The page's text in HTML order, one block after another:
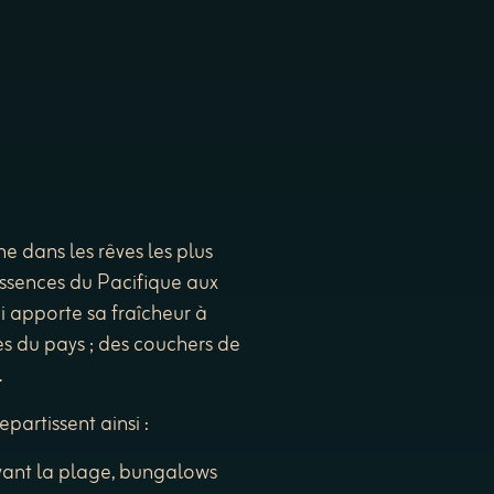
dans les rêves les plus
du Pacifique aux
apporte sa fraîcheur à
du pays ; des couchers de
ainsi :
la plage, bungalows